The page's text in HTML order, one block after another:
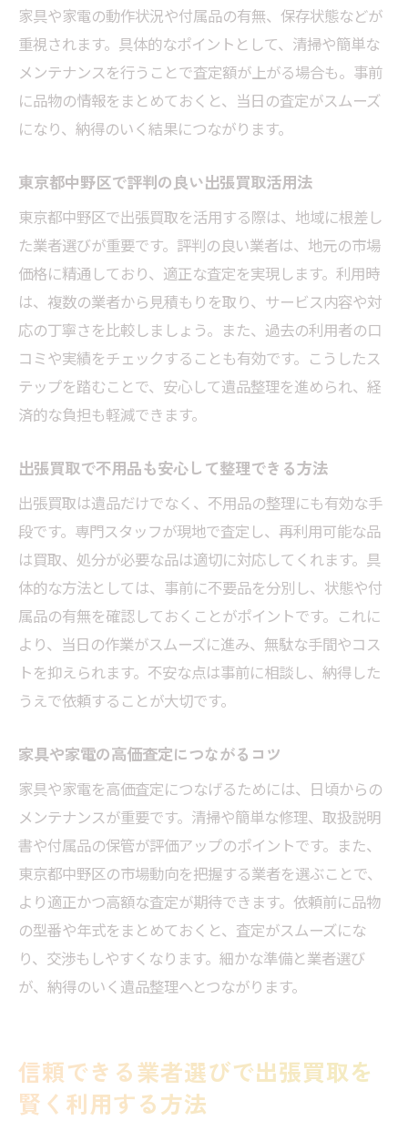
家具や家電の動作状況や付属品の有無、保存状態などが
重視されます。具体的なポイントとして、清掃や簡単な
メンテナンスを行うことで査定額が上がる場合も。事前
に品物の情報をまとめておくと、当日の査定がスムーズ
になり、納得のいく結果につながります。
東京都中野区で評判の良い出張買取活用法
東京都中野区で出張買取を活用する際は、地域に根差し
た業者選びが重要です。評判の良い業者は、地元の市場
価格に精通しており、適正な査定を実現します。利用時
は、複数の業者から見積もりを取り、サービス内容や対
応の丁寧さを比較しましょう。また、過去の利用者の口
コミや実績をチェックすることも有効です。こうしたス
テップを踏むことで、安心して遺品整理を進められ、経
済的な負担も軽減できます。
出張買取で不用品も安心して整理できる方法
出張買取は遺品だけでなく、不用品の整理にも有効な手
段です。専門スタッフが現地で査定し、再利用可能な品
は買取、処分が必要な品は適切に対応してくれます。具
体的な方法としては、事前に不要品を分別し、状態や付
属品の有無を確認しておくことがポイントです。これに
より、当日の作業がスムーズに進み、無駄な手間やコス
トを抑えられます。不安な点は事前に相談し、納得した
うえで依頼することが大切です。
家具や家電の高価査定につながるコツ
家具や家電を高価査定につなげるためには、日頃からの
メンテナンスが重要です。清掃や簡単な修理、取扱説明
書や付属品の保管が評価アップのポイントです。また、
東京都中野区の市場動向を把握する業者を選ぶことで、
より適正かつ高額な査定が期待できます。依頼前に品物
の型番や年式をまとめておくと、査定がスムーズにな
り、交渉もしやすくなります。細かな準備と業者選び
が、納得のいく遺品整理へとつながります。
信頼できる業者選びで出張買取を
賢く利用する方法